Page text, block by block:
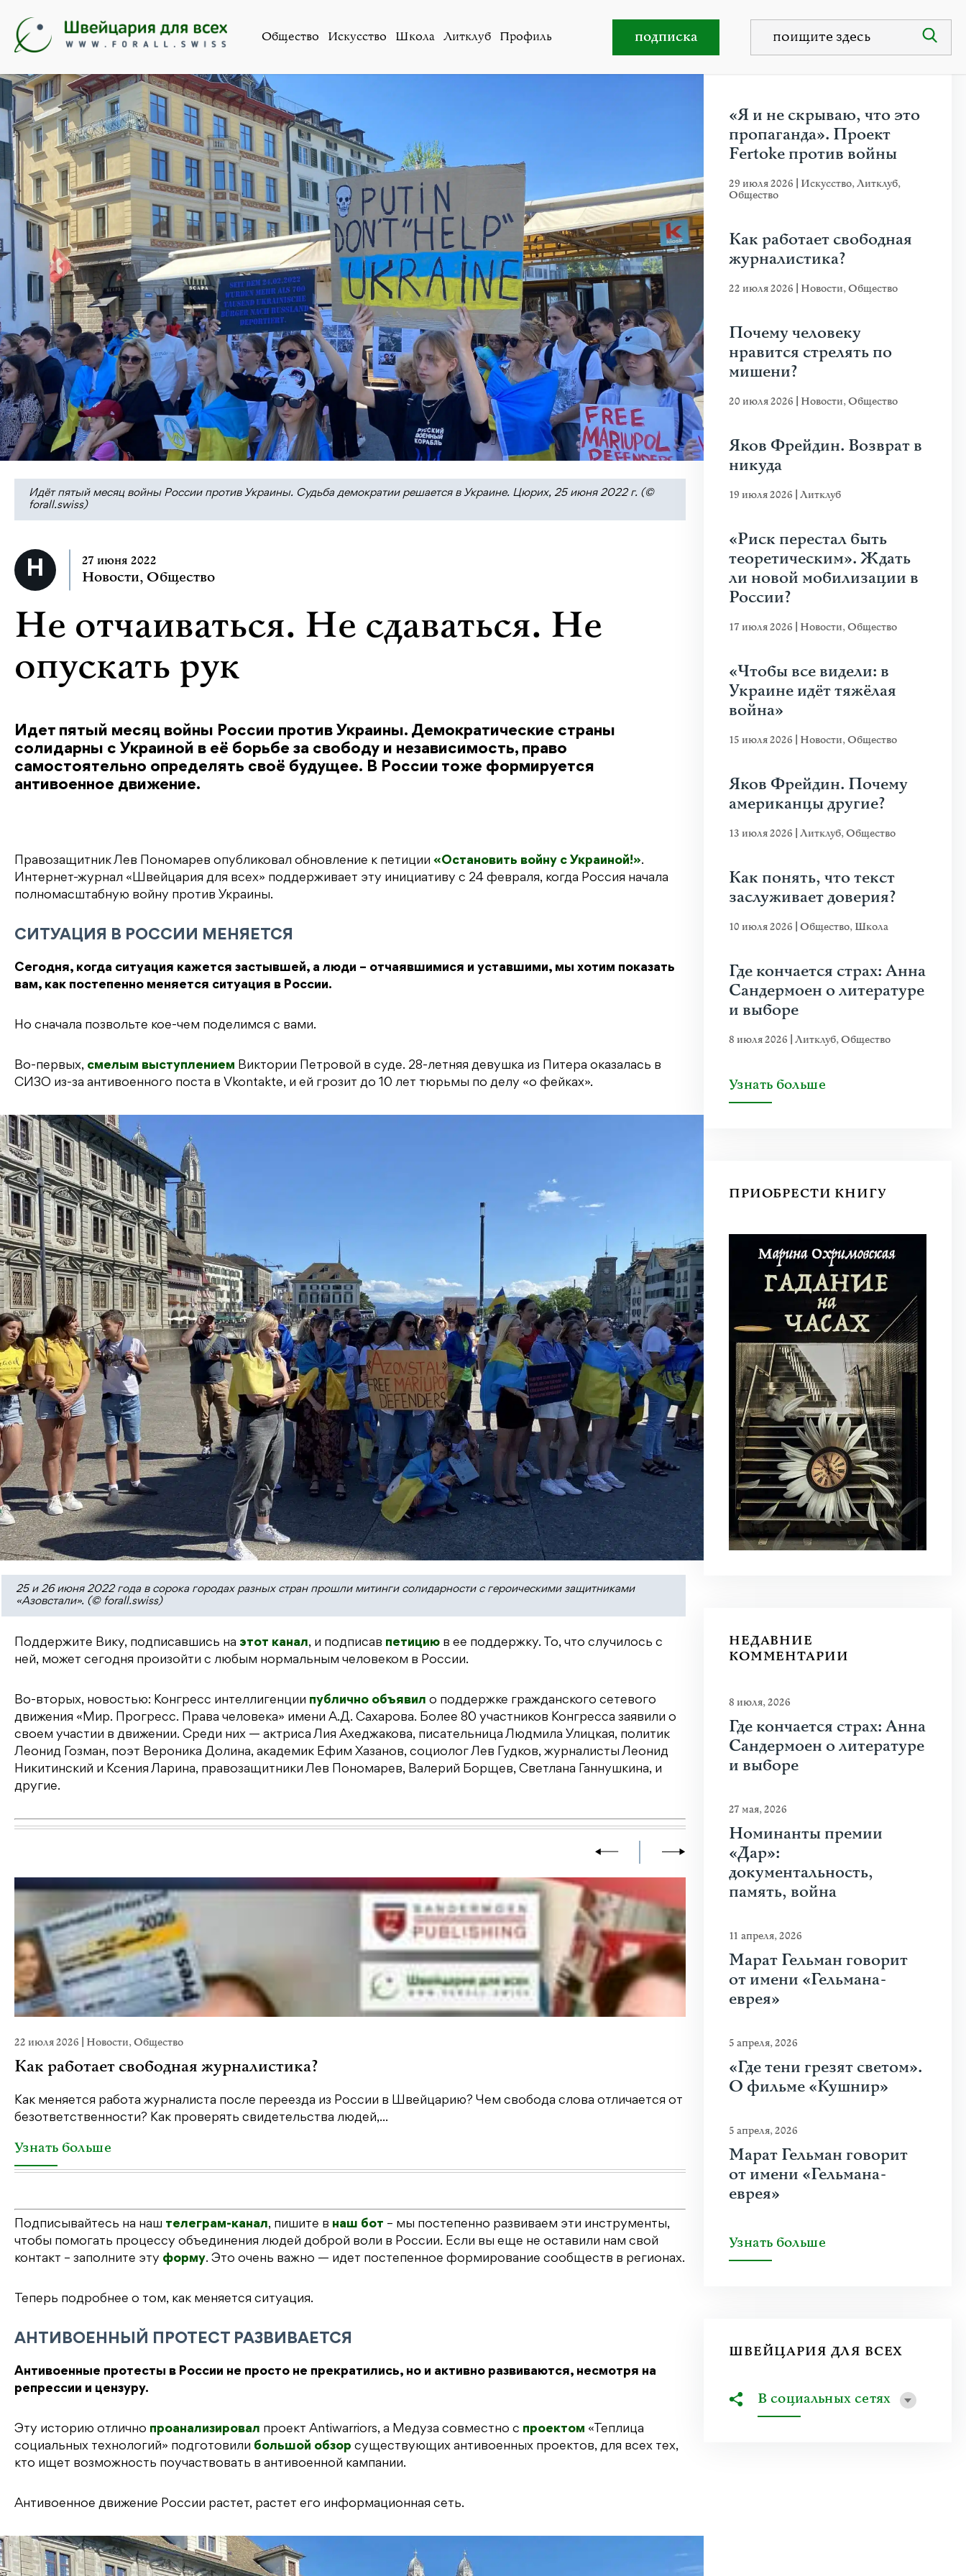
Общество Искусство Школа Литклуб Профиль подписка
Не отчаиваться. Не сдаваться. Не опускать рук
Идёт пятый месяц войны России против Украины. Судьба демократии решается в Украине. Цюрих, 25 июня 2022 г. (©
forall.swiss)
27 июня 2022
Новости, Общество
Не отчаиваться. Не сдаваться. Не
опускать рук
Идет пятый месяц войны России против Украины. Демократические страны
солидарны с Украиной в её борьбе за свободу и независимость, право
самостоятельно определять своё будущее. В России тоже формируется
антивоенное движение.
Правозащитник Лев Пономарев опубликовал обновление к петиции «Остановить войну с Украиной!».
Интернет-журнал «Швейцария для всех» поддерживает эту инициативу с 24 февраля, когда Россия начала
полномасштабную войну против Украины.
СИТУАЦИЯ В РОССИИ МЕНЯЕТСЯ
Сегодня, когда ситуация кажется застывшей, а люди – отчаявшимися и уставшими, мы хотим показать
вам, как постепенно меняется ситуация в России.
Но сначала позвольте кое-чем поделимся с вами.
Во-первых, смелым выступлением Виктории Петровой в суде. 28-летняя девушка из Питера оказалась в
СИЗО из-за антивоенного поста в Vkontakte, и ей грозит до 10 лет тюрьмы по делу «о фейках».
25 и 26 июня 2022 года в сорока городах разных стран прошли митинги солидарности с героическими защитниками
«Азовстали». (© forall.swiss)
Поддержите Вику, подписавшись на этот канал, и подписав петицию в ее поддержку. То, что случилось с
ней, может сегодня произойти с любым нормальным человеком в России.
Во-вторых, новостью: Конгресс интеллигенции публично объявил о поддержке гражданского сетевого
движения «Мир. Прогресс. Права человека» имени А.Д. Сахарова. Более 80 участников Конгресса заявили о
своем участии в движении. Среди них — актриса Лия Ахеджакова, писательница Людмила Улицкая, политик
Леонид Гозман, поэт Вероника Долина, академик Ефим Хазанов, социолог Лев Гудков, журналисты Леонид
Никитинский и Ксения Ларина, правозащитники Лев Пономарев, Валерий Борщев, Светлана Ганнушкина, и
другие.
22 июля 2026 Новости,Общество
Как работает свободная журналистика?
Как меняется работа журналиста после переезда из России в Швейцарию? Чем свобода слова отличается от
безответственности? Как проверять свидетельства людей,...
Узнать больше
20 июля 2026|Новости
Почему человеку нравится
Узнать больше
Подписывайтесь на наш телеграм-канал, пишите в наш бот – мы постепенно развиваем эти инструменты,
чтобы помогать процессу объединения людей доброй воли в России. Если вы еще не оставили нам свой
контакт – заполните эту форму. Это очень важно — идет постепенное формирование сообществ в регионах.
Теперь подробнее о том, как меняется ситуация.
АНТИВОЕННЫЙ ПРОТЕСТ РАЗВИВАЕТСЯ
Антивоенные протесты в России не просто не прекратились, но и активно развиваются, несмотря на
репрессии и цензуру.
Эту историю отлично проанализировал проект Antiwarriors, а Медуза совместно с проектом «Теплица
социальных технологий» подготовили большой обзор существующих антивоенных проектов, для всех тех,
кто ищет возможность поучаствовать в антивоенной кампании.
Антивоенное движение России растет, растет его информационная сеть.
«Я и не скрываю, что это
пропаганда». Проект
Fertoke против войны
29 июля 2026 Искусство,Литклуб,
Общество
Как работает свободная
журналистика?
22 июля 2026 Новости,Общество
Почему человеку
нравится стрелять по
мишени?
20 июля 2026 Новости,Общество
Яков Фрейдин. Возврат в
никуда
19 июля 2026 Литклуб
«Риск перестал быть
теоретическим». Ждать
ли новой мобилизации в
России?
17 июля 2026 Новости,Общество
«Чтобы все видели: в
Украине идёт тяжёлая
война»
15 июля 2026 Новости,Общество
Яков Фрейдин. Почему
американцы другие?
13 июля 2026 Литклуб,Общество
Как понять, что текст
заслуживает доверия?
10 июля 2026 Общество, Школа
Где кончается страх: Анна
Сандермоен о литературе
и выборе
8 июля 2026 Литклуб,Общество
Узнать больше
ПРИОБРЕСТИ КНИГУ
НЕДАВНИЕ
КОММЕНТАРИИ
8 июля, 2026
Где кончается страх: Анна
Сандермоен о литературе
и выборе
27 мая, 2026
Номинанты премии
«Дар»:
документальность,
память, война
11 апреля, 2026
Марат Гельман говорит
от имени «Гельмана-
еврея»
5 апреля, 2026
«Где тени грезят светом».
О фильме «Кушнир»
5 апреля, 2026
Марат Гельман говорит
от имени «Гельмана-
еврея»
Узнать больше
ШВЕЙЦАРИЯ ДЛЯ ВСЕХ
В социальных сетях